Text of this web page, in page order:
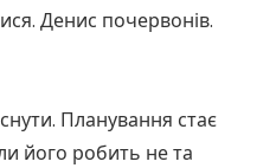
Денис почервонів.
Планування стає
його робить не та